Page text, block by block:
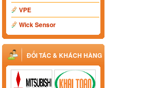
VPE
Wick Sensor
ĐỐI TÁC & KHÁCH HÀNG